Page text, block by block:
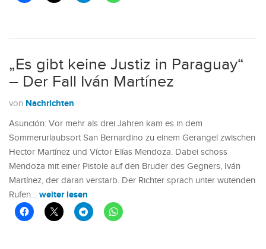
„Es gibt keine Justiz in Paraguay“
– Der Fall Iván Martínez
von Nachrichten
Asunción: Vor mehr als drei Jahren kam es in dem
Sommerurlaubsort San Bernardino zu einem Gerangel zwischen
Hector Martínez und Víctor Elías Mendoza. Dabei schoss
Mendoza mit einer Pistole auf den Bruder des Gegners, Iván
Martínez, der daran verstarb. Der Richter sprach unter wütenden
Rufen… weiter lesen